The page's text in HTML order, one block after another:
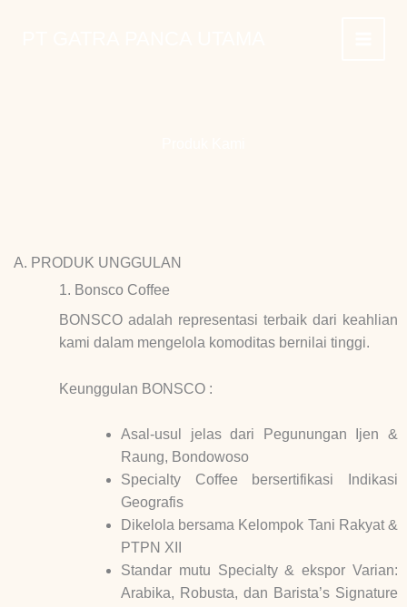
A. PRODUK UNGGULAN
1. Bonsco Coffee
BONSCO adalah representasi terbaik dari keahlian
kami dalam mengelola komoditas bernilai tinggi.
Keunggulan BONSCO :
Asal-usul jelas dari Pegunungan Ijen &
Raung, Bondowoso
Specialty Coffee bersertifikasi Indikasi
Geografis
Dikelola bersama Kelompok Tani Rakyat &
PTPN XII
Standar mutu Specialty & ekspor Varian:
Arabika, Robusta, dan Barista’s Signature